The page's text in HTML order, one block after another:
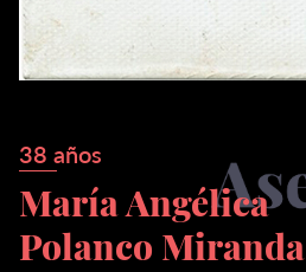
38 años
María Angélica
Polanco Miranda